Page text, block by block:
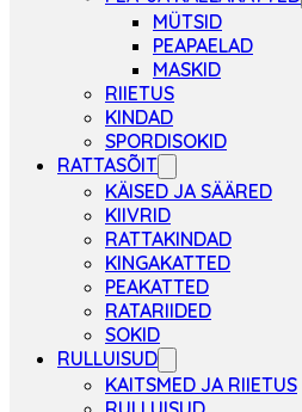
MÜTSID
PEAPAELAD
MASKID
RIIETUS
KINDAD
SPORDISOKID
RATTASÕIT
KÄISED JA SÄÄRED
KIIVRID
RATTAKINDAD
KINGAKATTED
PEAKATTED
RATARIIDED
SOKID
RULLUISUD
KAITSMED JA RIIETUS